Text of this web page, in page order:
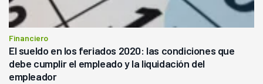
Financiero
El sueldo en los feriados 2020: las condiciones que
debe cumplir el empleado y la liquidación del
empleador